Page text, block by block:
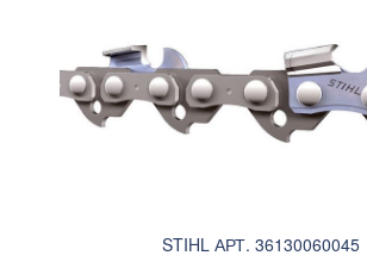
STIHL АРТ. 36130060045